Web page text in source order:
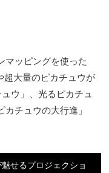
マッピングを使った
超大量のピカチュウが
ウ」、光るピカチュ
チュウの大行進」
せるプロジェクショ